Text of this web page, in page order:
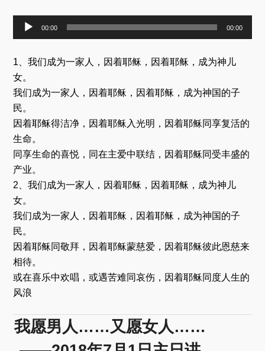
放
器
00:00 00:00
1、我们成为一家人，因着耶稣，因着耶稣，成为神儿
女。
我们成为一家人，因着耶稣，因着耶稣，成为神国的子
民。
因着耶稣得洁净，因着耶稣入光明，因着耶稣同享复活的
生命。
同享生命的喜悦，同在主爱中联结，因着耶稣同受丰盛的
产业。
2、我们成为一家人，因着耶稣，因着耶稣，成为神儿
女。
我们成为一家人，因着耶稣，因着耶稣，成为神国的子
民。
因着耶稣同敬拜，因着耶稣蒙慈爱，因着耶稣彼此恩慈来
相待。
或在喜乐中欢唱，或遇苦难同哀伤，因着耶稣同度人生的
风浪
我愿男人……又愿女人……